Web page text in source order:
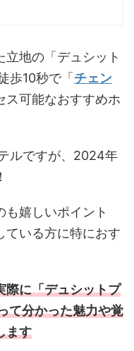
立地の「デュシット
歩10秒で「 チェン
ス可能なおすすめホ
ルですが、2024年
嬉しいポイント
ている方に特におす
際に「デュシットプ
て分かった魅力や覚
ます